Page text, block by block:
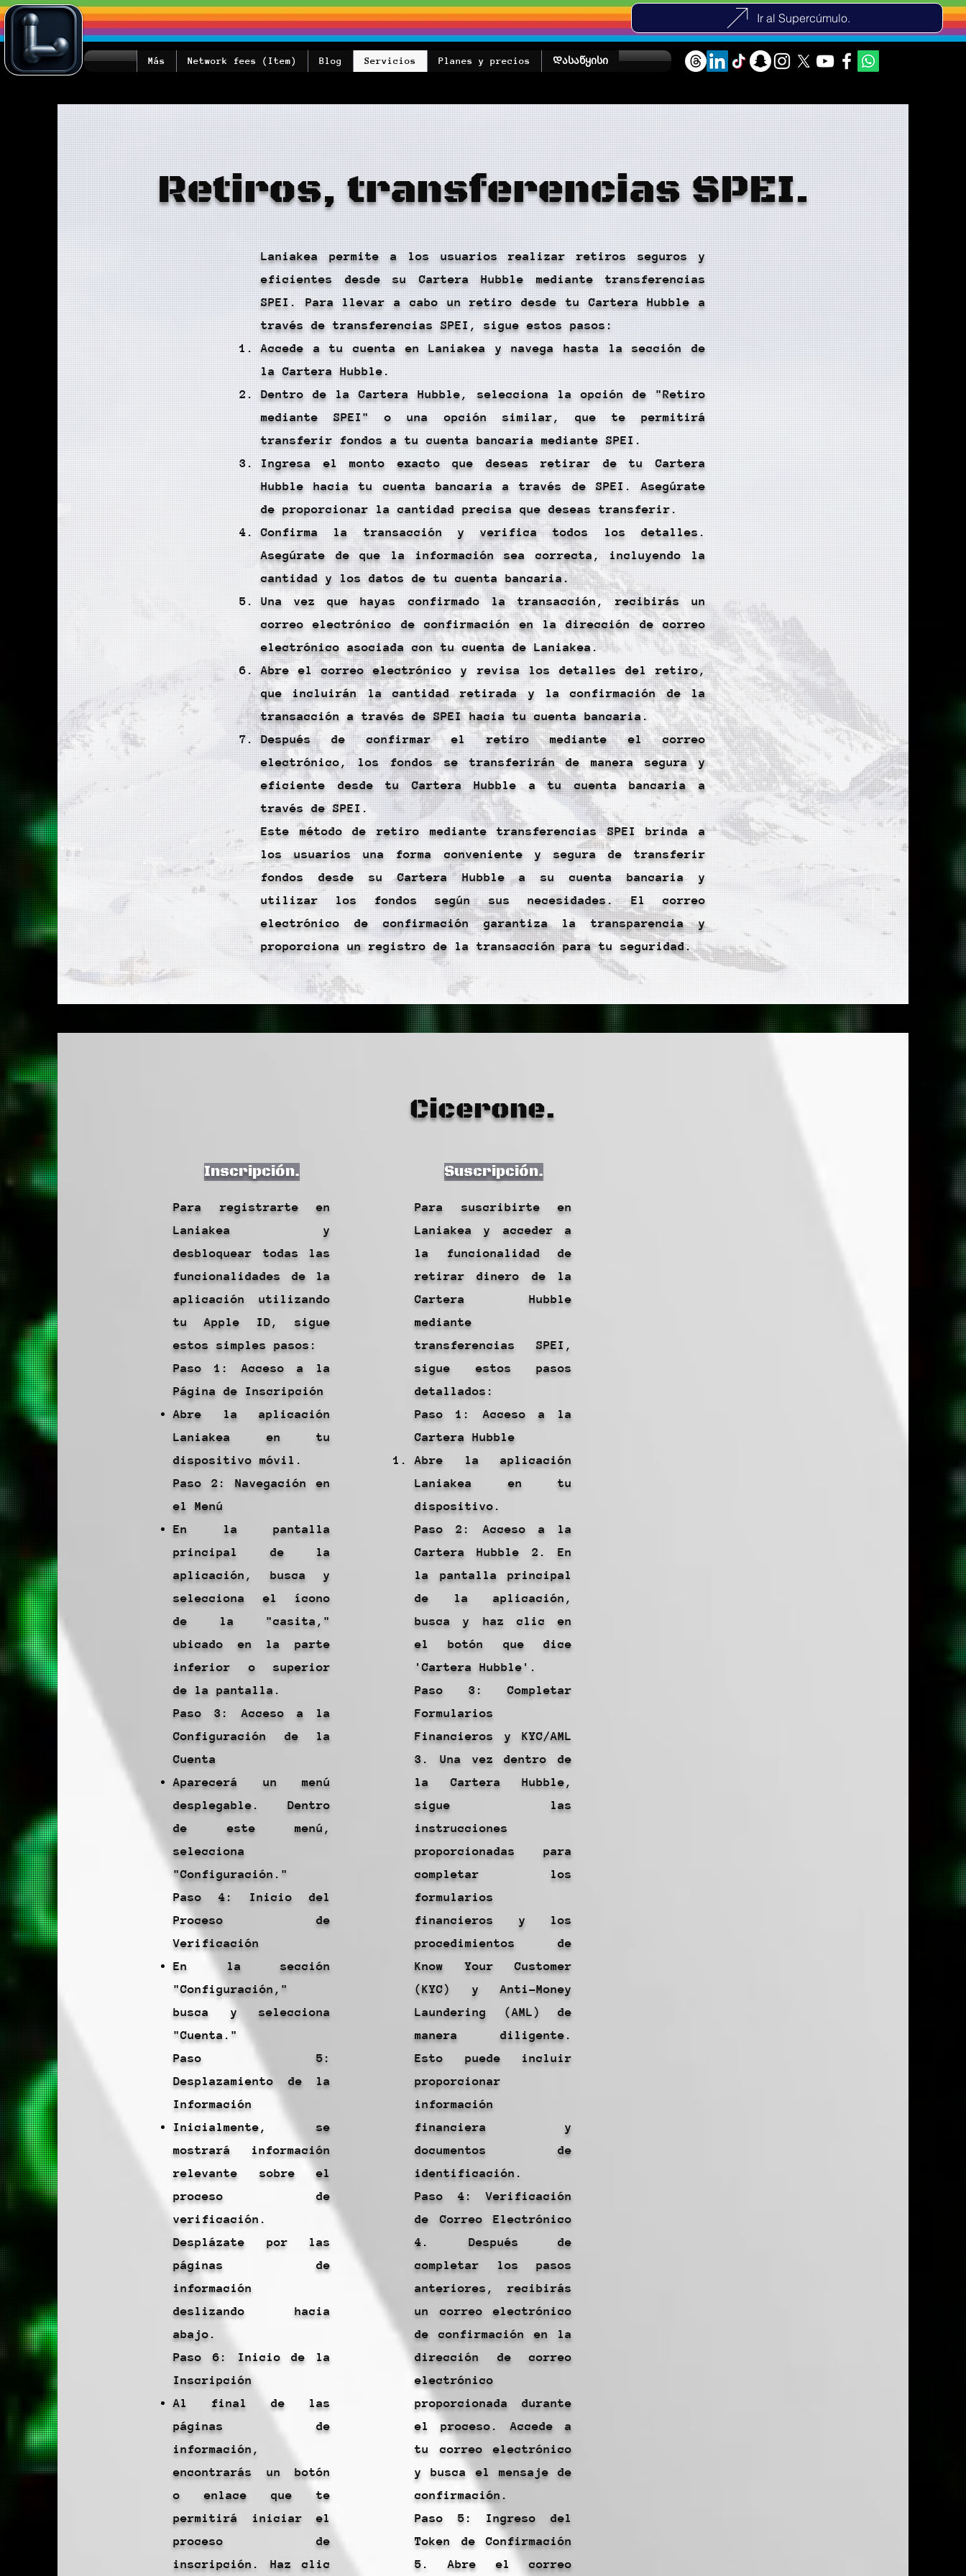
Ir al Supercúmulo.
Დასაწყისი
Planes y precios
Servicios
Blog
Network fees (Item)
Más
Retiros, transferencias SPEI.
Laniakea permite a los usuarios realizar retiros seguros y
eficientes desde su Cartera Hubble mediante transferencias
SPEI. Para llevar a cabo un retiro desde tu Cartera Hubble a
través de transferencias SPEI, sigue estos pasos:
Accede a tu cuenta en Laniakea y navega hasta la sección de
la Cartera Hubble.
Dentro de la Cartera Hubble, selecciona la opción de "Retiro
mediante SPEI" o una opción similar, que te permitirá
transferir fondos a tu cuenta bancaria mediante SPEI.
Ingresa el monto exacto que deseas retirar de tu Cartera
Hubble hacia tu cuenta bancaria a través de SPEI. Asegúrate
de proporcionar la cantidad precisa que deseas transferir.
Confirma la transacción y verifica todos los detalles.
Asegúrate de que la información sea correcta, incluyendo la
cantidad y los datos de tu cuenta bancaria.
Una vez que hayas confirmado la transacción, recibirás un
correo electrónico de confirmación en la dirección de correo
electrónico asociada con tu cuenta de Laniakea.
Abre el correo electrónico y revisa los detalles del retiro,
que incluirán la cantidad retirada y la confirmación de la
transacción a través de SPEI hacia tu cuenta bancaria.
Después de confirmar el retiro mediante el correo
electrónico, los fondos se transferirán de manera segura y
eficiente desde tu Cartera Hubble a tu cuenta bancaria a
través de SPEI.
Este método de retiro mediante transferencias SPEI brinda a
los usuarios una forma conveniente y segura de transferir
fondos desde su Cartera Hubble a su cuenta bancaria y
utilizar los fondos según sus necesidades. El correo
electrónico de confirmación garantiza la transparencia y
proporciona un registro de la transacción para tu seguridad.
Cicerone.
Inscripción.
Para registrarte en
Laniakea y
desbloquear todas las
funcionalidades de la
aplicación utilizando
tu Apple ID, sigue
estos simples pasos:
Paso 1: Acceso a la
Página de Inscripción
Abre la aplicación
Laniakea en tu
dispositivo móvil.
Paso 2: Navegación en
el Menú
En la pantalla
principal de la
aplicación, busca y
selecciona el ícono
de la "casita,"
ubicado en la parte
inferior o superior
de la pantalla.
Paso 3: Acceso a la
Configuración de la
Cuenta
Aparecerá un menú
desplegable. Dentro
de este menú,
selecciona
"Configuración."
Paso 4: Inicio del
Proceso de
Verificación
En la sección
"Configuración,"
busca y selecciona
"Cuenta."
Paso 5:
Desplazamiento de la
Información
Inicialmente, se
mostrará información
relevante sobre el
proceso de
verificación.
Desplázate por las
páginas de
información
deslizando hacia
abajo.
Paso 6: Inicio de la
Inscripción
Al final de las
páginas de
información,
encontrarás un botón
o enlace que te
permitirá iniciar el
proceso de
inscripción. Haz clic
Suscripción.
Para suscribirte en
Laniakea y acceder a
la funcionalidad de
retirar dinero de la
Cartera Hubble
mediante
transferencias SPEI,
sigue estos pasos
detallados:
Paso 1: Acceso a la
Cartera Hubble
Abre la aplicación
Laniakea en tu
dispositivo.
Paso 2: Acceso a la
Cartera Hubble 2. En
la pantalla principal
de la aplicación,
busca y haz clic en
el botón que dice
'Cartera Hubble'.
Paso 3: Completar
Formularios
Financieros y KYC/AML
3. Una vez dentro de
la Cartera Hubble,
sigue las
instrucciones
proporcionadas para
completar los
formularios
financieros y los
procedimientos de
Know Your Customer
(KYC) y Anti-Money
Laundering (AML) de
manera diligente.
Esto puede incluir
proporcionar
información
financiera y
documentos de
identificación.
Paso 4: Verificación
de Correo Electrónico
4. Después de
completar los pasos
anteriores, recibirás
un correo electrónico
de confirmación en la
dirección de correo
electrónico
proporcionada durante
el proceso. Accede a
tu correo electrónico
y busca el mensaje de
confirmación.
Paso 5: Ingreso del
Token de Confirmación
5. Abre el correo